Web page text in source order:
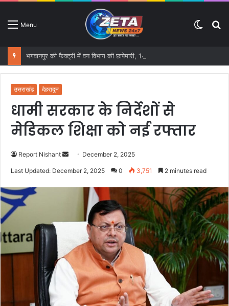
Menu
Switch
उत्तराखंड देहरादून
धामी सरकार के निर्देशों से
मेडिकल शिक्षा को नई रफ्तार
Report Nishant
a
i
December 2, 2025
Last Updated: December 2, 2025 0 3,751 2 minutes read